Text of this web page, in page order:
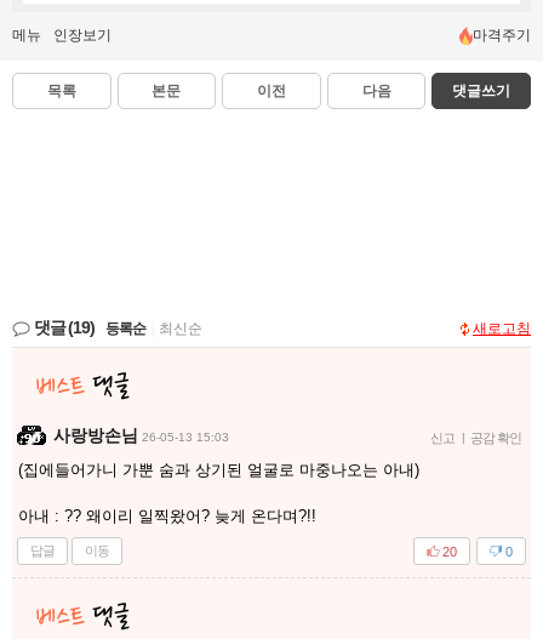
메뉴 인장보기 마격주기
목록 본문 이전 다음 댓글쓰기
댓글(19) 등록순 최신순 새로고침
사랑방손님 26-05-13 15:03 신고 공감 확인
(집에들어가니 가뿐 숨과 상기된 얼굴로 마중나오는 아내)
아내 : ?? 왜이리 일찍왔어? 늦게 온다며?!!
답글 이동 0
20